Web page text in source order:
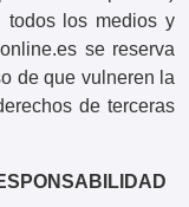
todos los medios y
se reserva
de que vulneren la
de terceras